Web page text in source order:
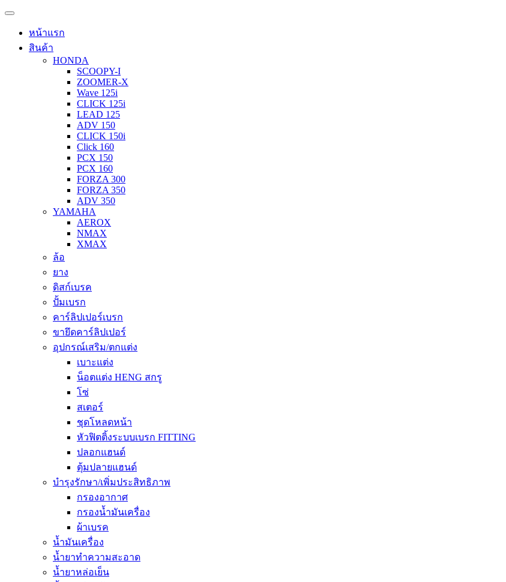
หน้าแรก
สินค้า
HONDA
SCOOPY-I
ZOOMER-X
Wave 125i
CLICK 125i
LEAD 125
ADV 150
CLICK 150i
Click 160
PCX 150
PCX 160
FORZA 300
FORZA 350
ADV 350
YAMAHA
AEROX
NMAX
XMAX
ล้อ
ยาง
ดิสก์เบรค
ปั้มเบรก
คาร์ลิปเปอร์เบรก
ขายึดคาร์ลิปเปอร์
อุปกรณ์เสริม/ตกแต่ง
เบาะแต่ง
น็อตแต่ง HENG สกรู
โซ่
สเตอร์
ชุดโหลดหน้า
หัวฟิตติ้งระบบเบรก FITTING
ปลอกแฮนด์
ตุ้มปลายแฮนด์
บำรุงรักษา/เพิ่มประสิทธิภาพ
กรองอากาศ
กรองน้ำมันเครื่อง
ผ้าเบรค
น้ำมันเครื่อง
น้ำยาทำความสะอาด
น้ำยาหล่อเย็น